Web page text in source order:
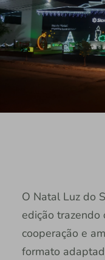
O Natal Luz do
edição
cooperação e
formato